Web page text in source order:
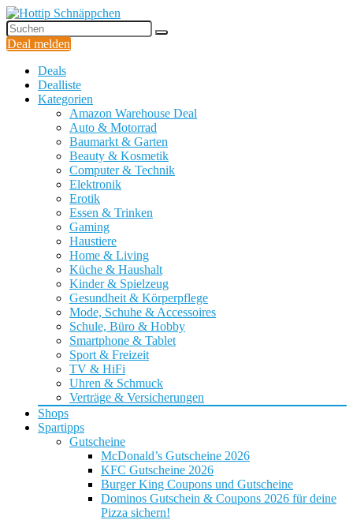
Deal melden
Deals
Dealliste
Kategorien
Amazon Warehouse Deal
Auto & Motorrad
Baumarkt & Garten
Beauty & Kosmetik
Computer & Technik
Elektronik
Erotik
Essen & Trinken
Gaming
Haustiere
Home & Living
Küche & Haushalt
Kinder & Spielzeug
Gesundheit & Körperpflege
Mode, Schuhe & Accessoires
Schule, Büro & Hobby
Smartphone & Tablet
Sport & Freizeit
TV & HiFi
Uhren & Schmuck
Verträge & Versicherungen
Shops
Spartipps
Gutscheine
McDonald’s Gutscheine 2026
KFC Gutscheine 2026
Burger King Coupons und Gutscheine
Dominos Gutschein & Coupons 2026 für deine
Pizza sichern!